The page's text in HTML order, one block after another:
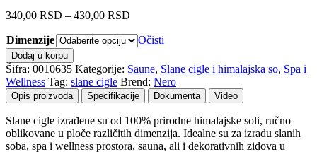
340,00 RSD – 430,00 RSD
od
do
430,00 RSD
Dimenzije
Očisti
Cigla
od
himalajske
soli
-
Slana
cigla
količina
Dodaj u korpu
Šifra: 0010635 Kategorije: Saune, Slane cigle i himalajska so, Spa i
Wellness Tag: slane cigle Brend: Nero
Opis proizvoda Specifikacije Dokumenta Video
Slane cigle izrađene su od 100% prirodne himalajske soli, ručno
oblikovane u ploče različitih dimenzija. Idealne su za izradu slanih
soba, spa i wellness prostora, sauna, ali i dekorativnih zidova u